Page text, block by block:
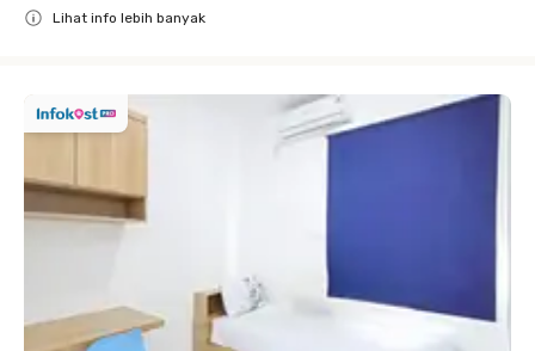
Lihat info lebih banyak